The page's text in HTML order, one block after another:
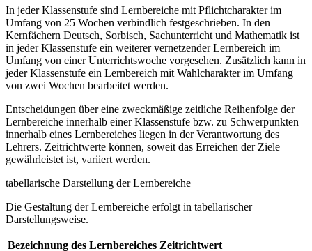
In jeder Klassenstufe sind Lernbereiche mit Pflichtcharakter im
Umfang von 25 Wochen verbindlich festgeschrieben. In den
Kernfächern Deutsch, Sorbisch, Sachunterricht und Mathematik ist
in jeder Klassenstufe ein weiterer vernetzender Lernbereich im
Umfang von einer Unterrichtswoche vorgesehen. Zusätzlich kann in
jeder Klassenstufe ein Lernbereich mit Wahlcharakter im Umfang
von zwei Wochen bearbeitet werden.
Entscheidungen über eine zweckmäßige zeitliche Reihenfolge der
Lernbereiche innerhalb einer Klassenstufe bzw. zu Schwerpunkten
innerhalb eines Lernbereiches liegen in der Verantwortung des
Lehrers. Zeitrichtwerte können, soweit das Erreichen der Ziele
gewährleistet ist, variiert werden.
tabellarische Darstellung der Lernbereiche
Die Gestaltung der Lernbereiche erfolgt in tabellarischer
Darstellungsweise.
Bezeichnung des Lernbereiches Zeitrichtwert